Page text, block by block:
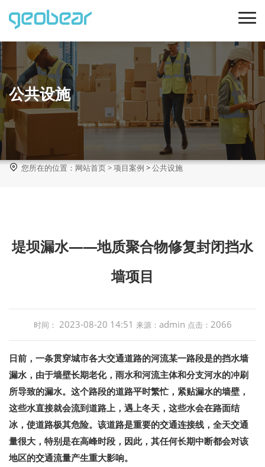
公共设施
 您所在的位置： 网站首页>项目案例 >公共设施
堤坝漏水——地质聚合物修复封闭挡水
墙项目
时间： 2023-08-20 14:51 来源： admin 点击： 2066
日前，一条贯穿城市各大交通道路的河流某一路段是的挡水墙
漏水，由于墙壁长期老化，雨水和河流主体和分支河水的冲刷
所导致的漏水。这个路段的道路平时繁忙，紧贴漏水的墙壁，
这些水直接就会流到道路上，遇上冬天，这些水会在路面结
冰，使道路极其危险。该道路是重要的交通连接线，全天交通
量很大，特别是在高峰时段，因此，其任何长期中断都会对该
地区的交通流量产生重大影响。